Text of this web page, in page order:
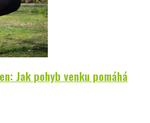
Jak pohyb venku pomáhá